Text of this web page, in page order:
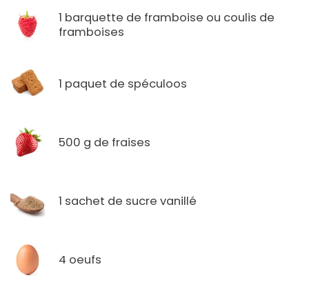
1 barquette de framboise ou coulis de
framboises
1 paquet de spéculoos
500 g de fraises
1 sachet de sucre vanillé
4 oeufs